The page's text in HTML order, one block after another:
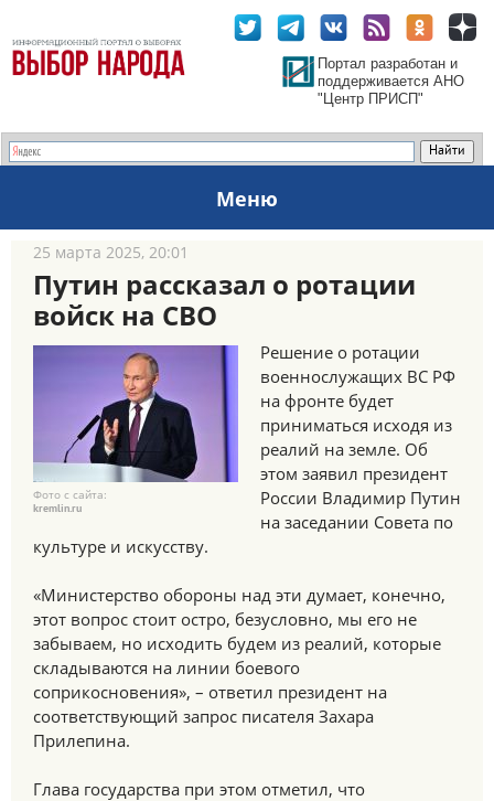
Портал разработан и
поддерживается АНО
"Центр ПРИСП"
Меню
25 марта 2025, 20:01
Путин рассказал о ротации
войск на СВО
Фото с сайта:
kremlin.ru
Решение о ротации
военнослужащих ВС РФ
на фронте будет
приниматься исходя из
реалий на земле. Об
этом заявил президент
России Владимир Путин
на заседании Совета по
культуре и искусству.
«Министерство обороны над эти думает, конечно,
этот вопрос стоит остро, безусловно, мы его не
забываем, но исходить будем из реалий, которые
складываются на линии боевого
соприкосновения», – ответил президент на
соответствующий запрос писателя Захара
Прилепина.
Глава государства при этом отметил, что